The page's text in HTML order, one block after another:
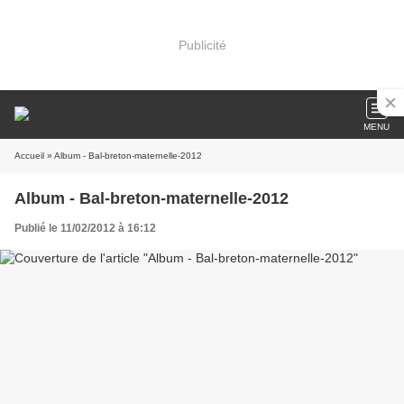
Publicité
MENU
Accueil » Album - Bal-breton-maternelle-2012
Album - Bal-breton-maternelle-2012
Publié le 11/02/2012 à 16:12